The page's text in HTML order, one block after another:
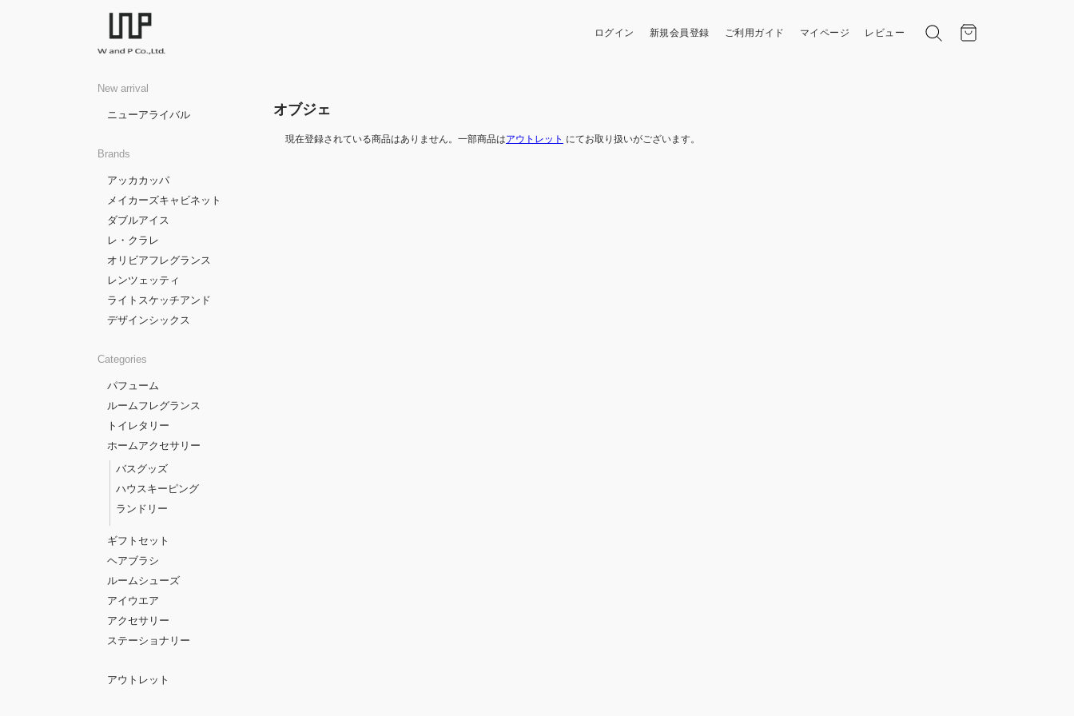
ログイン 新規会員登録 ご利用ガイド マイページ レビュー
New arrival
ニューアライバル
Brands
アッカカッパ
メイカーズキャビネット
ダブルアイス
レ・クラレ
オリビアフレグランス
レンツェッティ
ライトスケッチアンド
デザインシックス
Categories
パフューム
ルームフレグランス
トイレタリー
ホームアクセサリー
バスグッズ
ハウスキーピング
ランドリー
ギフトセット
ヘアブラシ
ルームシューズ
アイウエア
アクセサリー
ステーショナリー
アウトレット
オブジェ
現在登録されている商品はありません。一部商品はアウトレット にてお取り扱いがございます。